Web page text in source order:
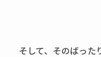
そして、そのばった